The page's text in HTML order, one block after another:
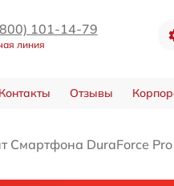
101-14-79
линия
Контакты Отзывы
Смартфона DuraForce